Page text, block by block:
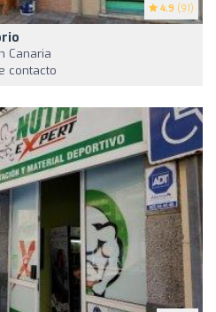
4.9 (91)
Canaria
contacto